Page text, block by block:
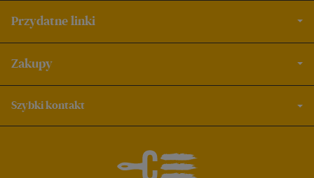
Przydatne linki
Zakupy
Szybki kontakt